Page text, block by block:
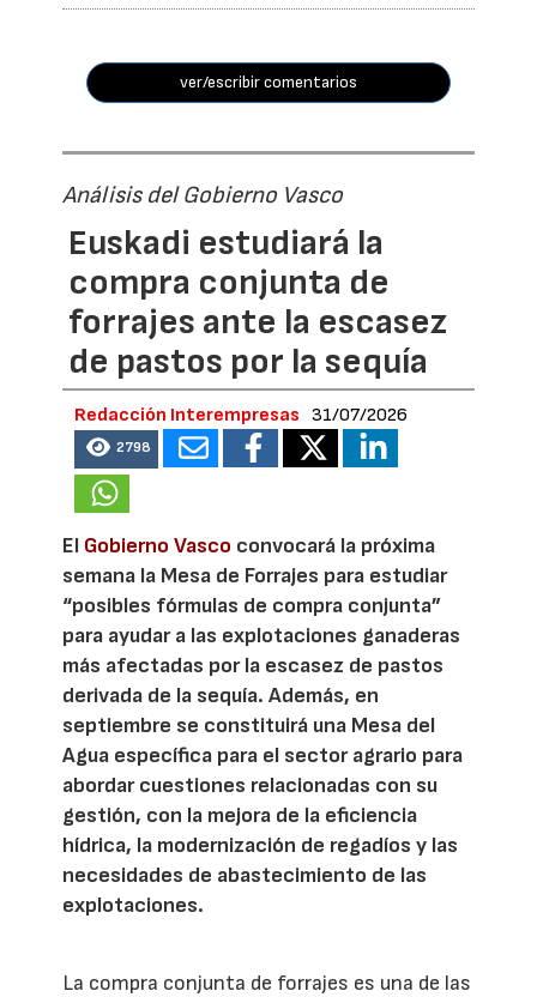
ver/escribir comentarios
Análisis del Gobierno Vasco
Euskadi estudiará la
compra conjunta de
forrajes ante la escasez
de pastos por la sequía
Redacción Interempresas 31/07/2026
2798
El Gobierno Vasco convocará la próxima
semana la Mesa de Forrajes para estudiar
“posibles fórmulas de compra conjunta”
para ayudar a las explotaciones ganaderas
más afectadas por la escasez de pastos
derivada de la sequía. Además, en
septiembre se constituirá una Mesa del
Agua específica para el sector agrario para
abordar cuestiones relacionadas con su
gestión, con la mejora de la eficiencia
hídrica, la modernización de regadíos y las
necesidades de abastecimiento de las
explotaciones.
La compra conjunta de forrajes es una de las